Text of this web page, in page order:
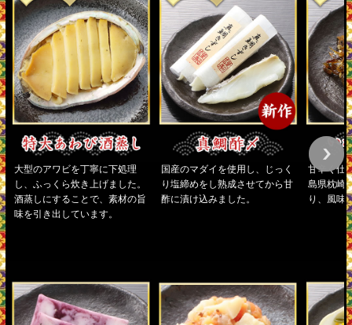
大型のアワビを丁寧に下処理
し、ふっくら炊き上げました。
酒蒸しにすることで、素材の旨
味を引き出しています。
国産のマダイを使用し、じっく
り塩締めをし熟成させてから甘
酢に漬け込みました。
甘辛く仕
島県枕崎
り、風味